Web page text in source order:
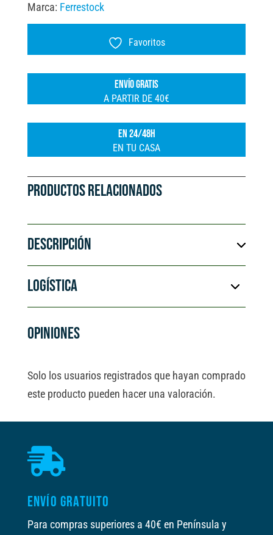
Marca: Ferrestock
Favoritos
ENVÍO GRATIS
A PARTIR DE 40€
EN 24/48H
EN TU CASA
PRODUCTOS RELACIONADOS
DESCRIPCIÓN
LOGÍSTICA
OPINIONES
Solo los usuarios registrados que hayan comprado
este producto pueden hacer una valoración.

ENVÍO GRATUITO
Para compras superiores a 40€ en Península y